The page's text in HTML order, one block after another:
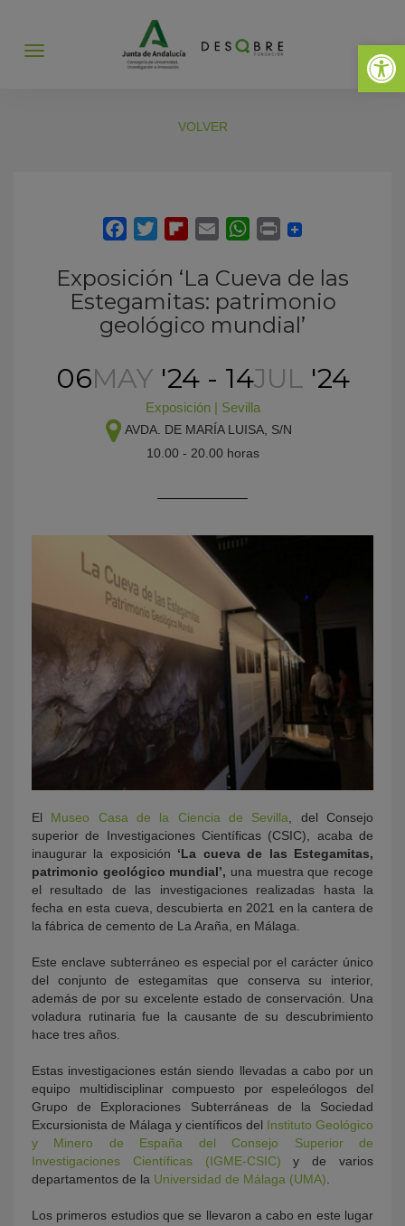
Abrir
Abrir
VOLVER
Exposición ‘La Cueva de las
Estegamitas: patrimonio
geológico mundial’
06MAY '24 - 14JUL '24
Exposición| Sevilla
AVDA. DE MARÍA LUISA, S/N
10.00 - 20.00 horas
El Museo Casa de la Ciencia de Sevilla , del Consejo
superior de Investigaciones Científicas (CSIC), acaba de
inaugurar la exposición ‘La cueva de las Estegamitas,
patrimonio geológico mundial’, una muestra que recoge
el resultado de las investigaciones realizadas hasta la
fecha en esta cueva, descubierta en 2021 en la cantera de
la fábrica de cemento de La Araña, en Málaga.
Este enclave subterráneo es especial por el carácter único
del conjunto de estegamitas que conserva su interior,
además de por su excelente estado de conservación. Una
voladura rutinaria fue la causante de su descubrimiento
hace tres años.
Estas investigaciones están siendo llevadas a cabo por un
equipo multidisciplinar compuesto por espeleólogos del
Grupo de Exploraciones Subterráneas de la Sociedad
Excursionista de Málaga y científicos del Instituto Geológico
y Minero de España del Consejo Superior de
Investigaciones Científicas (IGME-CSIC) y de varios
departamentos de la Universidad de Málaga (UMA)
Los primeros estudios que se llevaron a cabo en este lugar